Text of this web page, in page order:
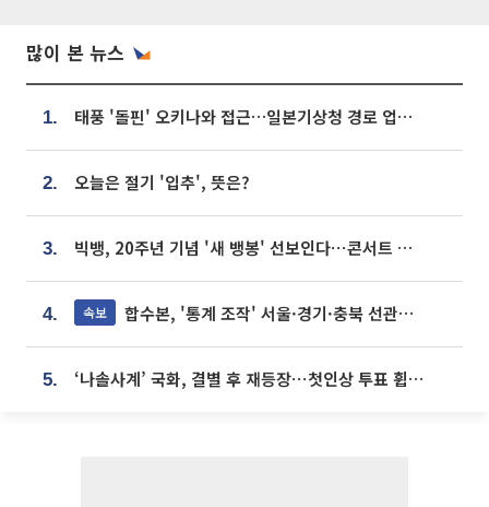
많이 본 뉴스
1. 태풍 '돌핀' 오키나와 접근…일본기상청 경로 업데이트
2. 오늘은 절기 '입추', 뜻은?
3. 빅뱅, 20주년 기념 '새 뱅봉' 선보인다⋯콘서트 앞두고 팝업 개최
4. 속보 합수본, '통계 조작' 서울·경기·충북 선관위 등 추가 압수수색
5. ‘나솔사계’ 국화, 결별 후 재등장⋯첫인상 투표 휩쓸고 ‘인기녀’ 등극